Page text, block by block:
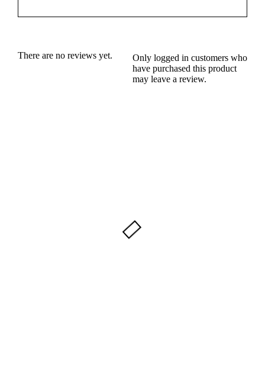
There are no reviews yet.
Only logged in customers who
have purchased this product
may leave a review.